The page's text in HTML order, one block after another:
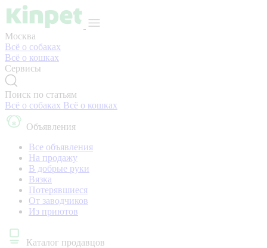
Москва
Всё о собаках
Всё о кошках
Сервисы
Поиск по статьям
Всё о собаках Всё о кошках
Объявления
Все объявления
На продажу
В добрые руки
Вязка
Потерявшиеся
От заводчиков
Из приютов
Каталог продавцов